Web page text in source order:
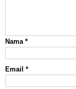
Nama *
Email *